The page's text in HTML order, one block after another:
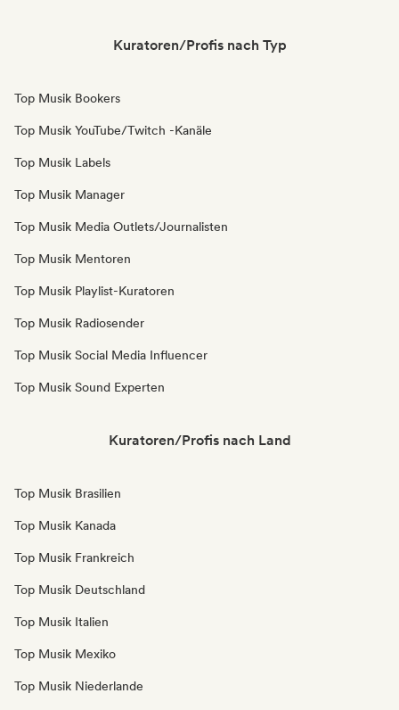
Kuratoren/Profis nach Typ
Top Musik Bookers
Top Musik YouTube/Twitch -Kanäle
Top Musik Labels
Top Musik Manager
Top Musik Media Outlets/Journalisten
Top Musik Mentoren
Top Musik Playlist-Kuratoren
Top Musik Radiosender
Top Musik Social Media Influencer
Top Musik Sound Experten
Kuratoren/Profis nach Land
Top Musik Brasilien
Top Musik Kanada
Top Musik Frankreich
Top Musik Deutschland
Top Musik Italien
Top Musik Mexiko
Top Musik Niederlande